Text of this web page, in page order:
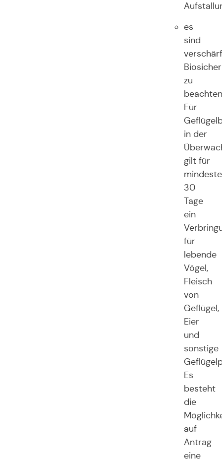
es
sind
zu
beachten
Für
in der
gilt für
30
Tage
ein
für
lebende
Vögel,
Fleisch
von
Geflügel,
Eier
und
sonstige
Es
besteht
die
auf
Antrag
eine